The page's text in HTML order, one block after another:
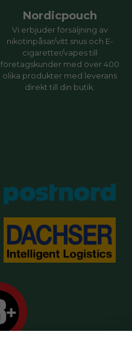
Nordicpouch
Vi erbjuder försäljning av
nikotinpåsar/vitt snus och E-
cigaretter/vapes till
företagskunder med över 400
olika produkter med leverans
direkt till din butik.